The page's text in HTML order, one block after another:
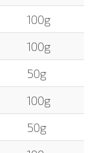
100g
100g
50g
100g
50g